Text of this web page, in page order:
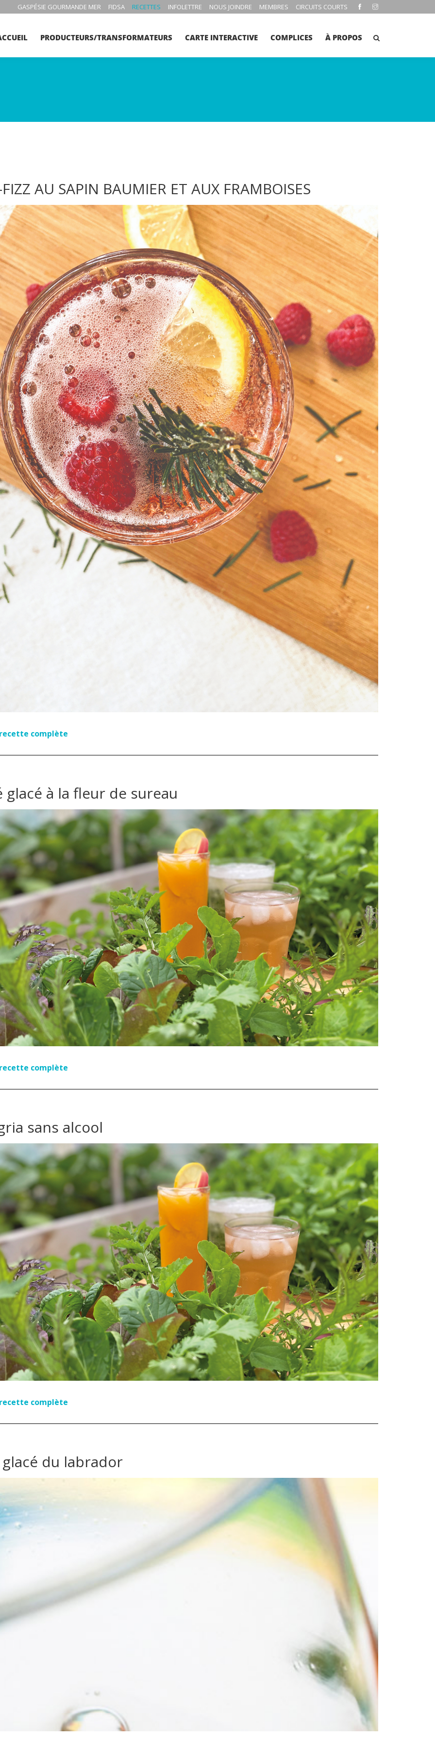
GASPÉSIE GOURMANDE MER FIDSA RECETTES INFOLETTRE NOUS JOINDRE MEMBRES CIRCUITS COURTS
PRODUCTEURS/TRANSFORMATEURS CARTE INTERACTIVE COMPLICES À PROPOS
AU SAPIN BAUMIER ET AUX FRAMBOISES
complète
glacé à la fleur de sureau
complète
sans alcool
complète
du labrador